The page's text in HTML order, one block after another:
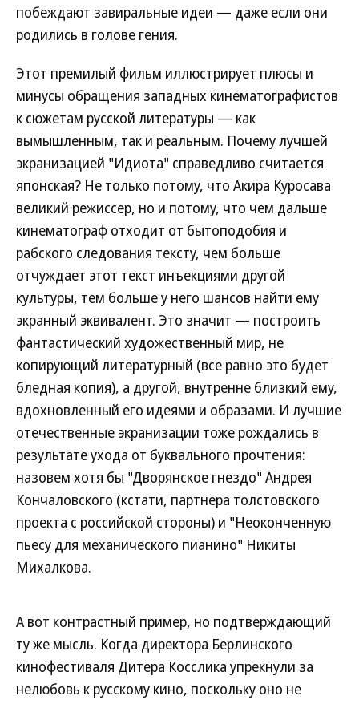
побеждают завиральные идеи — даже если они
родились в голове гения.
Этот премилый фильм иллюстрирует плюсы и
минусы обращения западных кинематографистов
к сюжетам русской литературы — как
вымышленным, так и реальным. Почему лучшей
экранизацией "Идиота" справедливо считается
японская? Не только потому, что Акира Куросава
великий режиссер, но и потому, что чем дальше
кинематограф отходит от бытоподобия и
рабского следования тексту, чем больше
отчуждает этот текст инъекциями другой
культуры, тем больше у него шансов найти ему
экранный эквивалент. Это значит — построить
фантастический художественный мир, не
копирующий литературный (все равно это будет
бледная копия), а другой, внутренне близкий ему,
вдохновленный его идеями и образами. И лучшие
отечественные экранизации тоже рождались в
результате ухода от буквального прочтения:
назовем хотя бы "Дворянское гнездо" Андрея
Кончаловского (кстати, партнера толстовского
проекта с российской стороны) и "Неоконченную
пьесу для механического пианино" Никиты
Михалкова.
А вот контрастный пример, но подтверждающий
ту же мысль. Когда директора Берлинского
кинофестиваля Дитера Косслика упрекнули за
нелюбовь к русскому кино, поскольку оно не